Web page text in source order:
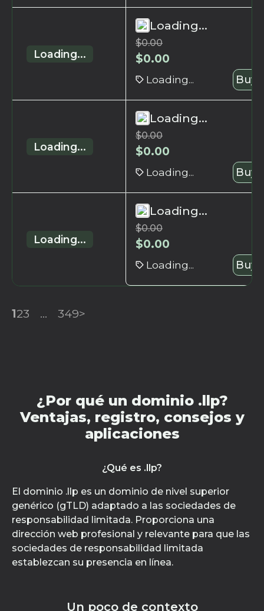
Loading...
Loading...
$0.00
$0.00
Loading... Buy
Loading...
Loading...
$0.00
$0.00
Loading... Buy
Loading...
Loading...
$0.00
$0.00
Loading... Buy
123 ... 349>
¿Por qué un dominio .llp?
Ventajas, registro, consejos y
aplicaciones
¿Qué es .llp?
El dominio .llp es un dominio de nivel superior
genérico (gTLD) adaptado a las sociedades de
responsabilidad limitada. Proporciona una
dirección web profesional y relevante para que las
sociedades de responsabilidad limitada
establezcan su presencia en línea.
Un poco de contexto